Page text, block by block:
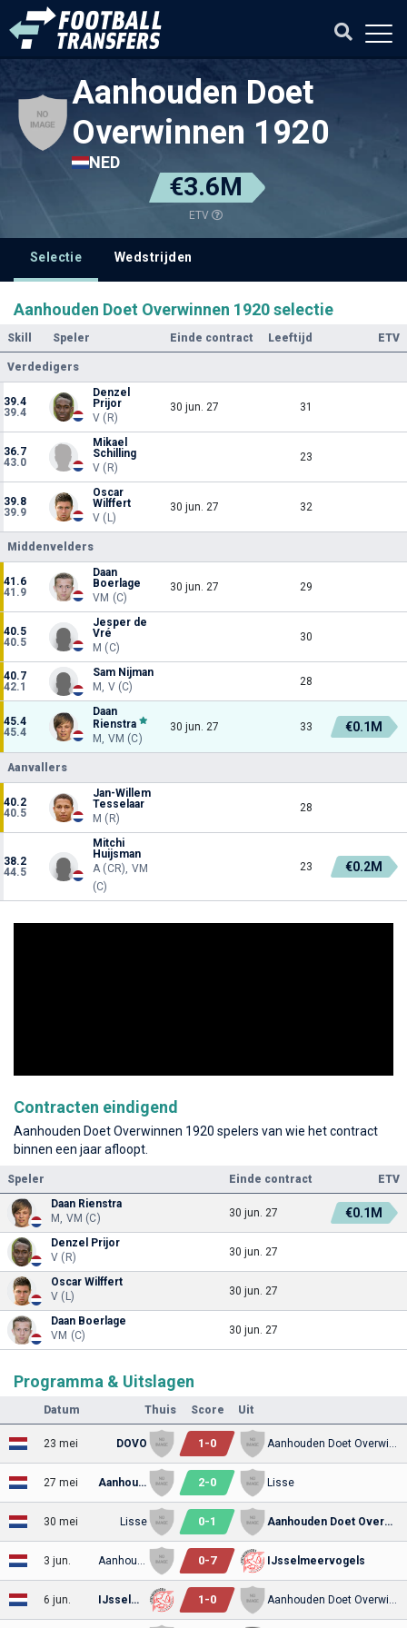
Aanhouden Doet
Overwinnen 1920
NED
€3.6M
ETV
Selectie Wedstrijden
Aanhouden Doet Overwinnen 1920 selectie
Skill Speler Einde contract Leeftijd ETV
Verdedigers
39.4
39.4
Denzel
Prijor
V (R)
30 jun. 27 31
36.7
43.0
Mikael
Schilling
V (R)
23
39.8
39.9
Oscar
Wilffert
V (L)
30 jun. 27 32
Middenvelders
41.6
41.9
Daan
Boerlage
VM (C)
30 jun. 27 29
40.5
40.5
Jesper de
Vré
M (C)
30
40.7
42.1
Sam Nijman
M, V (C)
28
45.4
45.4
Daan
Rienstra
M, VM (C)
30 jun. 27 33 €0.1M
Aanvallers
40.2
40.5
Jan-Willem
Tesselaar
M (R)
28
38.2
44.5
Mitchi
Huijsman
A (CR), VM
(C)
23 €0.2M
Contracten eindigend
Aanhouden Doet Overwinnen 1920 spelers van wie het contract
binnen een jaar afloopt.
Speler Einde contract
ETV
Daan Rienstra
M, VM (C)
30 jun. 27 €0.1M
Denzel Prijor
V (R)
30 jun. 27
Oscar Wilffert
V (L)
30 jun. 27
Daan Boerlage
VM (C)
30 jun. 27
Programma & Uitslagen
Datum Thuis Score Uit
23 mei DOVO 1 -0 Aanhouden Doet Overwinnen 1920
27 mei Aanhouden Doet Overwinnen 1920 2-0 Lisse
30 mei Lisse 0-1 Aanhouden Doet Overwinnen 1920
3 jun. Aanhouden Doet Overwinnen 1920 0-7 IJsselmeervogels
6 jun. IJsselmeervogels 1 -0 Aanhouden Doet Overwinnen 1920